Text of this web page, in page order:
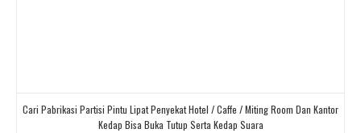
Cari Pabrikasi Partisi Pintu Lipat Penyekat Hotel / Caffe / Miting Room Dan Kantor
Kedap Bisa Buka Tutup Serta Kedap Suara